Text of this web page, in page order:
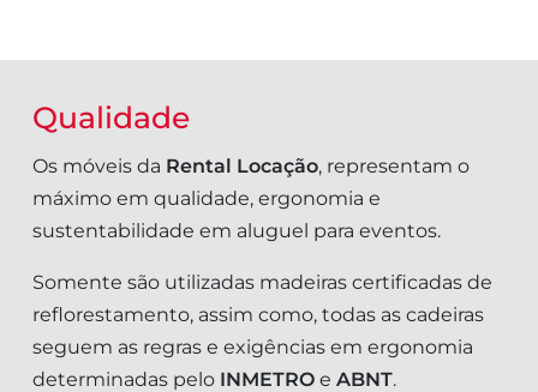
Qualidade
Os móveis da Rental Locação, representam o
máximo em qualidade, ergonomia e
sustentabilidade em aluguel para eventos.
Somente são utilizadas madeiras certificadas de
reflorestamento, assim como, todas as cadeiras
seguem as regras e exigências em ergonomia
determinadas pelo INMETRO e ABNT.